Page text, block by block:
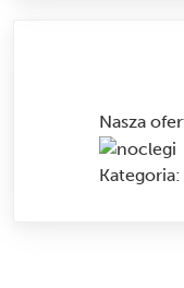
Nasza
Kategoria: